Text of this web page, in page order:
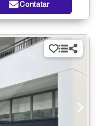
Contatar